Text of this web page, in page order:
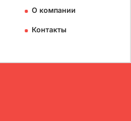
О компании
Контакты